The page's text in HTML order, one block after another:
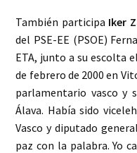
También participa Iker
del PSE-EE (PSOE)
ETA, junto a su escolta
de febrero de 2000 en
parlamentario vasco y
Álava. Había sido
Vasco y diputado
paz con la palabra. Yo